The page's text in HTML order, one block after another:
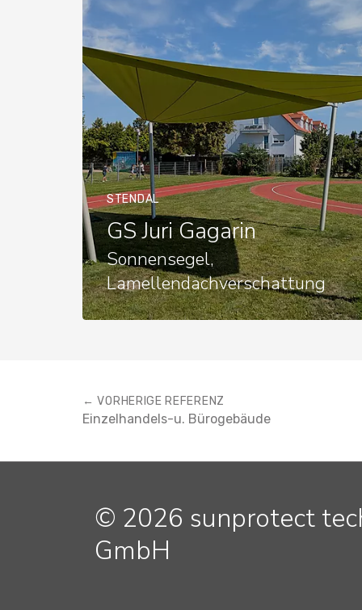
STENDAL
GS Juri Gagarin
Sonnensegel,
Lamellendachverschattung
← VORHERIGE REFERENZ
Einzelhandels-u. Bürogebäude
© 2026 sunprotect
GmbH